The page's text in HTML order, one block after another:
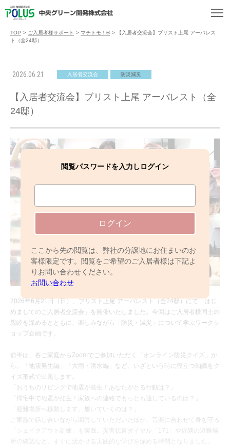
TOP > ご入居者様サポート > マチトモ！® >
【入居者交流会】ブリスト上尾 アーバレス
ト（全24邸）
2026.06.21 入居者交流会 防災減災
【入居者交流会】ブリスト上尾 アーバレスト（全
24邸）
閲覧パスワードを入力しログイン
ログイン
ここから先の閲覧は、弊社の分譲地にお住まいのお
客様限定です。閲覧をご希望のご入居者様は下記よ
りお問い合わせください。
お問い合わせ
2026年6月21日（日）、ブリスト上尾 アーバレスト（全24邸）にて「はじ
めましてのご入居者交流会」を開催いたしました。今回はご入居者様同士の
親睦を深めるとともに、楽しみながら「防災・減災」について学ぶワークシ
ョップ企画です。
前半は、各ご家庭からZoomでご参加いただく「オンライン防災クイズ」か
ら。「地震発生編」「大雨・洪水編」など、いざという時に役立つ知識をク
イズ形式で出題します。
「おうちのリビングで地震が発生！あなたがとる行動は？」
「帰宅中で地震が発生！家族への連絡でもっとも適しているのは？」
「避難場所へ移動します。履いていくのは？」
ご家族で話し合いながら回答していただいたほか、音楽に合わせて身を守る
「シェイクアウト訓練」も実践。災害伝言ダイヤル「171」や近隣の避難場
所の確認など、すぐに活かせる実践的な学びを深める時間となりました。